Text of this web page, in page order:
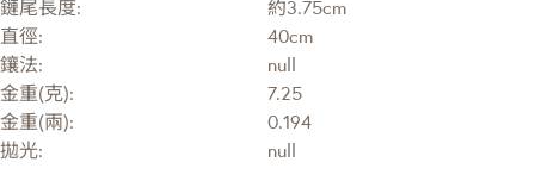
鏈尾長度:
約3.75cm
直徑:
40cm
鑲法:
null
金重(克):
7.25
金重(兩):
0.194
拋光:
null